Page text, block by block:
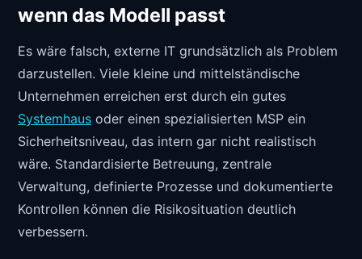
wenn das Modell passt
Es wäre falsch, externe IT grundsätzlich als Problem
darzustellen. Viele kleine und mittelständische
Unternehmen erreichen erst durch ein gutes
Systemhaus oder einen spezialisierten MSP ein
Sicherheitsniveau, das intern gar nicht realistisch
wäre. Standardisierte Betreuung, zentrale
Verwaltung, definierte Prozesse und dokumentierte
Kontrollen können die Risikosituation deutlich
verbessern.